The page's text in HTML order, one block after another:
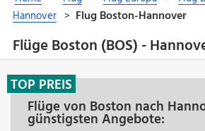
Flüge Boston (BOS) -
Flüge von Boston nach
günstigsten Angebote:
TOP PREIS